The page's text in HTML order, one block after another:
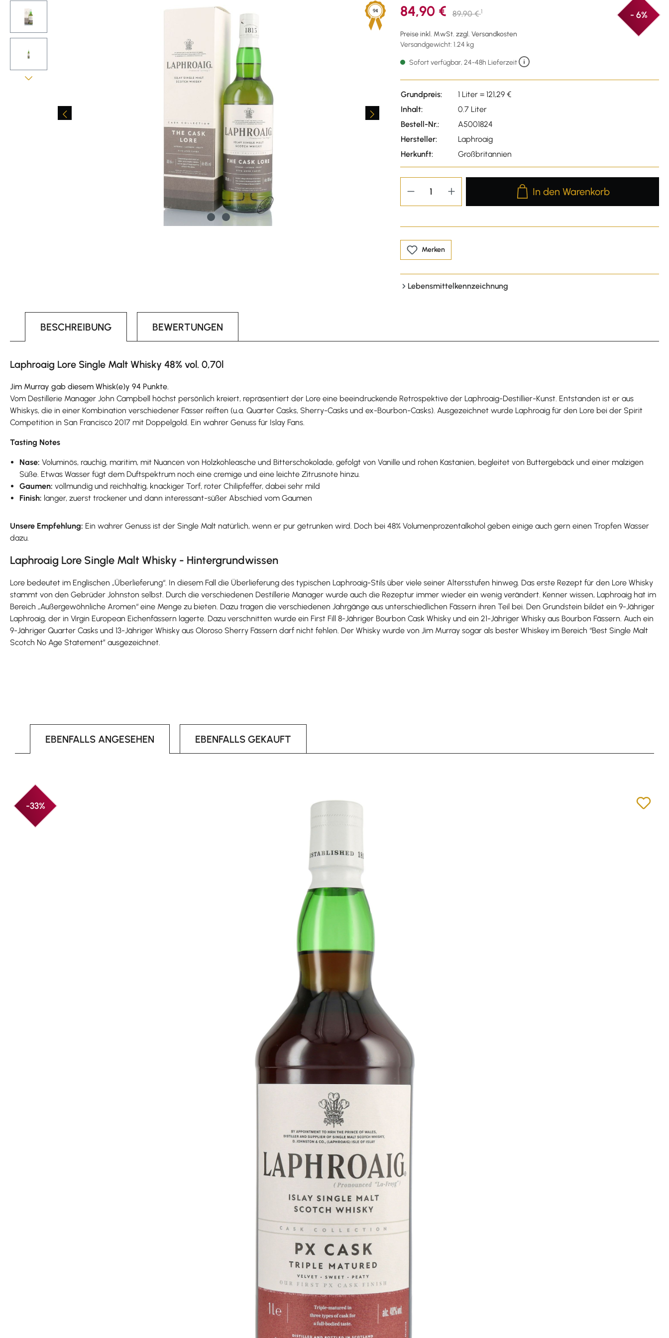
94 84,90 € 89,90 €1 - 6%
Preise inkl. MwSt. zzgl. Versandkosten
Versandgewicht: 1.24 kg
Sofort verfügbar, 24-48h Lieferzeit
Grundpreis:
1 Liter = 121,29 €
Inhalt:
0.7 Liter
Bestell-Nr.:
A5001824
Hersteller:
Laphroaig
Herkunft:
Großbritannien
Produkt Anzahl: Gib den
In den Warenkorb
Merken
Lebensmittelkennzeichnung
BESCHREIBUNG BEWERTUNGEN
Laphroaig Lore Single Malt Whisky 48% vol. 0,70l
Jim Murray gab diesem Whisk(e)y 94 Punkte.
Vom Destillerie Manager John Campbell höchst persönlich kreiert, repräsentiert der Lore eine beeindruckende Retrospektive der Laphroaig-Destillier-Kunst. Entstanden ist er aus
Whiskys, die in einer Kombination verschiedener Fässer reiften (u.a. Quarter Casks, Sherry-Casks und ex-Bourbon-Casks). Ausgezeichnet wurde Laphroaig für den Lore bei der Spirit
Competition in San Francisco 2017 mit Doppelgold. Ein wahrer Genuss für Islay Fans.
Tasting Notes
Nase: Voluminös, rauchig, maritim, mit Nuancen von Holzkohleasche und Bitterschokolade, gefolgt von Vanille und rohen Kastanien, begleitet von Buttergebäck und einer malzigen
Süße. Etwas Wasser fügt dem Duftspektrum noch eine cremige und eine leichte Zitrusnote hinzu.
Gaumen: vollmundig und reichhaltig, knackiger Torf, roter Chilipfeffer, dabei sehr mild
Finish: langer, zuerst trockener und dann interessant-süßer Abschied vom Gaumen
Unsere Empfehlung: Ein wahrer Genuss ist der Single Malt natürlich, wenn er pur getrunken wird. Doch bei 48% Volumenprozentalkohol geben einige auch gern einen Tropfen Wasser
dazu.
Laphroaig Lore Single Malt Whisky - Hintergrundwissen
Lore bedeutet im Englischen „Überlieferung“. In diesem Fall die Überlieferung des typischen Laphroaig-Stils über viele seiner Altersstufen hinweg. Das erste Rezept für den Lore Whisky
stammt von den Gebrüder Johnston selbst. Durch die verschiedenen Destillerie Manager wurde auch die Rezeptur immer wieder ein wenig verändert. Kenner wissen, Laphroaig hat im
Bereich „Außergewöhnliche Aromen“ eine Menge zu bieten. Dazu tragen die verschiedenen Jahrgänge aus unterschiedlichen Fässern ihren Teil bei. Den Grundstein bildet ein 9-Jähriger
Laphroaig, der in Virgin European Eichenfässern lagerte. Dazu verschnitten wurde ein First Fill 8-Jähriger Bourbon Cask Whisky und ein 21-Jähriger Whisky aus Bourbon Fässern. Auch ein
9-Jähriger Quarter Casks und 13-Jähriger Whisky aus Oloroso Sherry Fässern darf nicht fehlen. Der Whisky wurde von Jim Murray sogar als bester Whiskey im Bereich “Best Single Malt
Scotch No Age Statement” ausgezeichnet.
EBENFALLS ANGESEHEN EBENFALLS GEKAUFT
-33%